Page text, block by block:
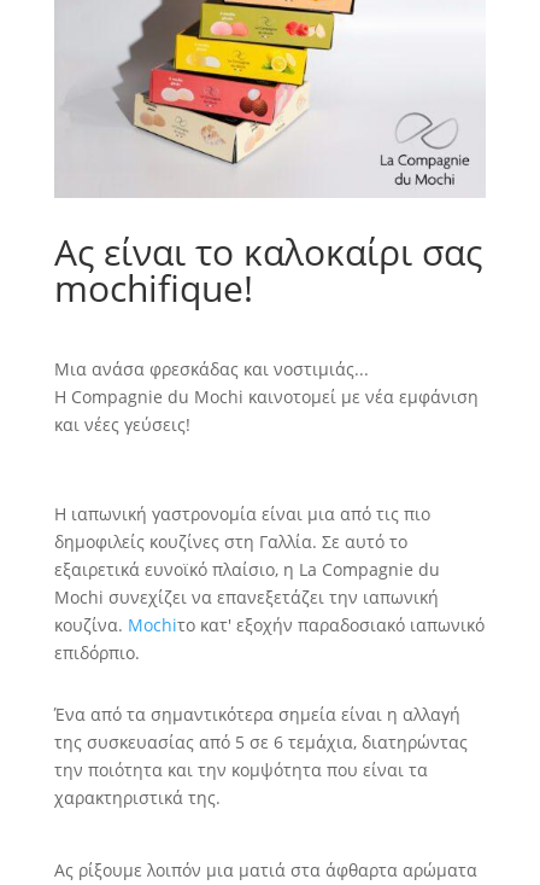
Ας είναι το καλοκαίρι σας
mochifique!
Μια ανάσα φρεσκάδας και νοστιμιάς...
Η Compagnie du Mochi καινοτομεί με νέα εμφάνιση
και νέες γεύσεις!
Η ιαπωνική γαστρονομία είναι μια από τις πιο
δημοφιλείς κουζίνες στη Γαλλία. Σε αυτό το
εξαιρετικά ευνοϊκό πλαίσιο, η La Compagnie du
Mochi συνεχίζει να επανεξετάζει την ιαπωνική
κουζίνα. Mochiτο κατ' εξοχήν παραδοσιακό ιαπωνικό
επιδόρπιο.
Ένα από τα σημαντικότερα σημεία είναι η αλλαγή
της συσκευασίας από 5 σε 6 τεμάχια, διατηρώντας
την ποιότητα και την κομψότητα που είναι τα
χαρακτηριστικά της.
Ας ρίξουμε λοιπόν μια ματιά στα άφθαρτα αρώματα